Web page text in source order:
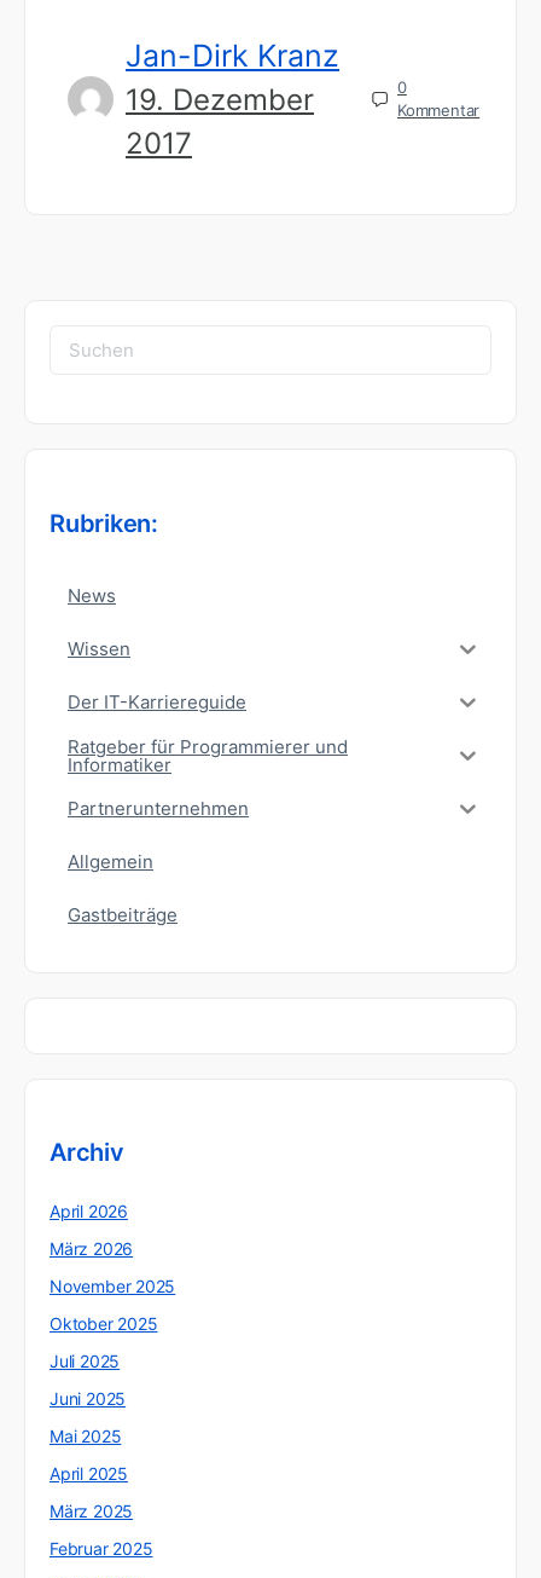
Jan-Dirk Kranz
19. Dezember
2017
0
Kommentar
Suchen
nach:
Rubriken:
News
Wissen
Der IT-Karriereguide
Ratgeber für Programmierer und
Informatiker
Partnerunternehmen
Allgemein
Gastbeiträge
Archiv
April 2026
März 2026
November 2025
Oktober 2025
Juli 2025
Juni 2025
Mai 2025
April 2025
März 2025
Februar 2025